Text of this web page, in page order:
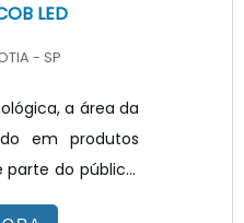
LED
- SP
a área da
em produtos
do público,
e maior conforto